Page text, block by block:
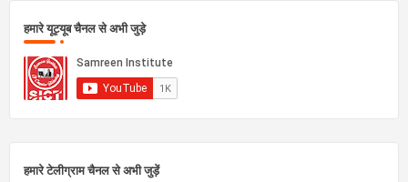
हमारे यूट्यूब चैनल से अभी जुड़े
हमारे टेलीग्राम चैनल से अभी जुड़ें